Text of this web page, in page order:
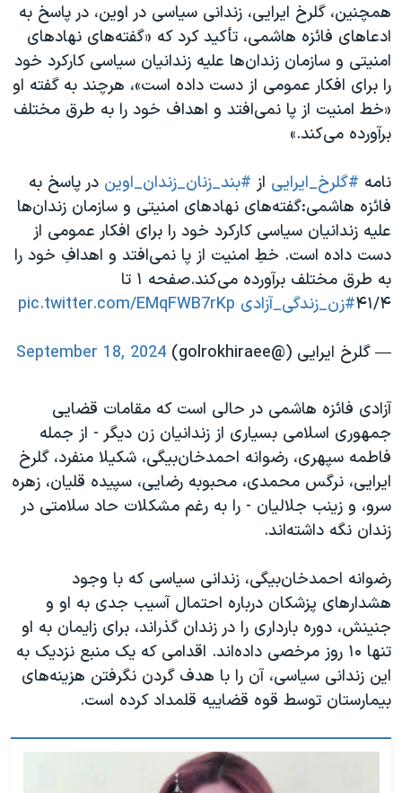
همچنین، گلرخ ایرایی، زندانی سیاسی در اوین، در پاسخ به
ادعاهای فائزه هاشمی، تأکید کرد که «گفته‌های نهادهای
امنیتی و سازمان زندان‌ها علیه زندانیان سیاسی کارکرد خود
را برای افکار عمومی از دست داده است»، هرچند به گفته او
«خط امنیت از پا نمی‌افتد و اهداف خود را به طرق مختلف
برآورده می‌کند.»
نامه #گلرخ_ایرایی از #بند_زنان_زندان_اوین در پاسخ به
فائزه هاشمی:گفته‌های نهادهای امنیتی و سازمان زندان‌ها
علیه زندانیان سیاسی کارکرد خود را برای افکار عمومی از
دست داده است. خطِ امنیت از پا نمی‌افتد و اهدافِ خود را
به طرق مختلف برآورده می‌کند.صفحه ۱ تا
۴۱/۴#زن_زندگی_آزادی pic.twitter.com/EMqFWB7rKp
— گلرخ ایرایی (@golrokhiraee)
September 18, 2024
آزادی فائزه هاشمی در حالی است که مقامات قضایی
جمهوری اسلامی بسیاری از زندانیان زن دیگر - از جمله
فاطمه سپهری، رضوانه احمدخان‌بیگی، شکیلا منفرد، گلرخ
ایرایی، نرگس محمدی، محبوبه رضایی، سپیده قلیان، زهره
سرو، و زینب جلالیان - را به رغم مشکلات حاد سلامتی در
زندان نگه داشته‌اند.
رضوانه احمدخان‌بیگی، زندانی سیاسی که با وجود
هشدارهای پزشکان درباره احتمال آسیب جدی به او و
جنینش، دوره بارداری را در زندان گذراند، برای زایمان به او
تنها ۱۰ روز مرخصی داده‌اند. اقدامی که یک منبع نزدیک به
این زندانی سیاسی، آن را با هدف گردن نگرفتن هزینه‌های
بیمارستان توسط قوه قضاییه قلمداد کرده است.